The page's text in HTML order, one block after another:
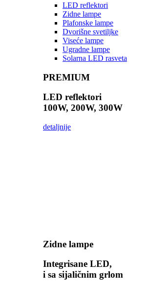
LED reflektori
Zidne lampe
Plafonske lampe
Dvorišne svetiljke
Viseće lampe
Ugradne lampe
Solarna LED rasveta
PREMIUM
LED reflektori
100W, 200W, 300W
detaljnije
Zidne lampe
Integrisane LED,
i sa sijaličnim grlom